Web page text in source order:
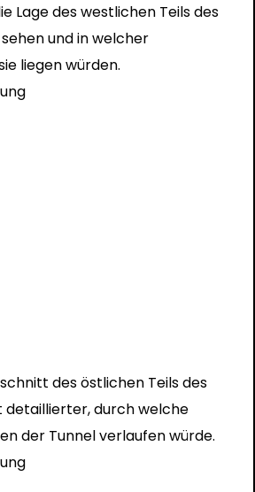
Lage des westlichen Teils des
und in welcher
liegen würden.
des östlichen Teils des
detaillierter, durch welche
der Tunnel verlaufen würde.